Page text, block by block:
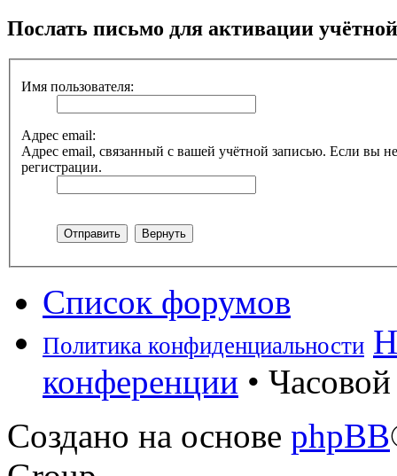
Послать письмо для активации
Имя пользователя:
Адрес email:
Адрес email, связанный с вашей учётной записью. Если вы
регистрации.
Список форумов
Политика конфиденциальности
конференции •
Создано на основе phpBB